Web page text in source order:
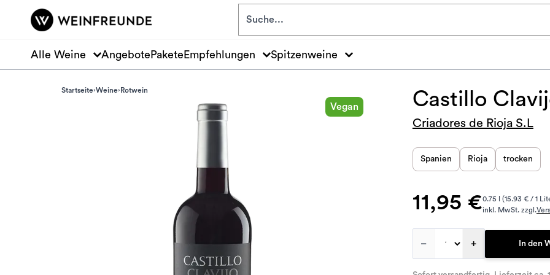
Zum Hauptinhalt springen
Alle Weine Angebote Pakete Empfehlungen Spitzenweine
Startseite Weine Rotwein
Vegan Castillo
Criadores de Rioja S.L
Spanien Rioja trocken
11,95 €0.75 l (15.93 € / 1
inkl. MwSt. zzgl.
– + In den